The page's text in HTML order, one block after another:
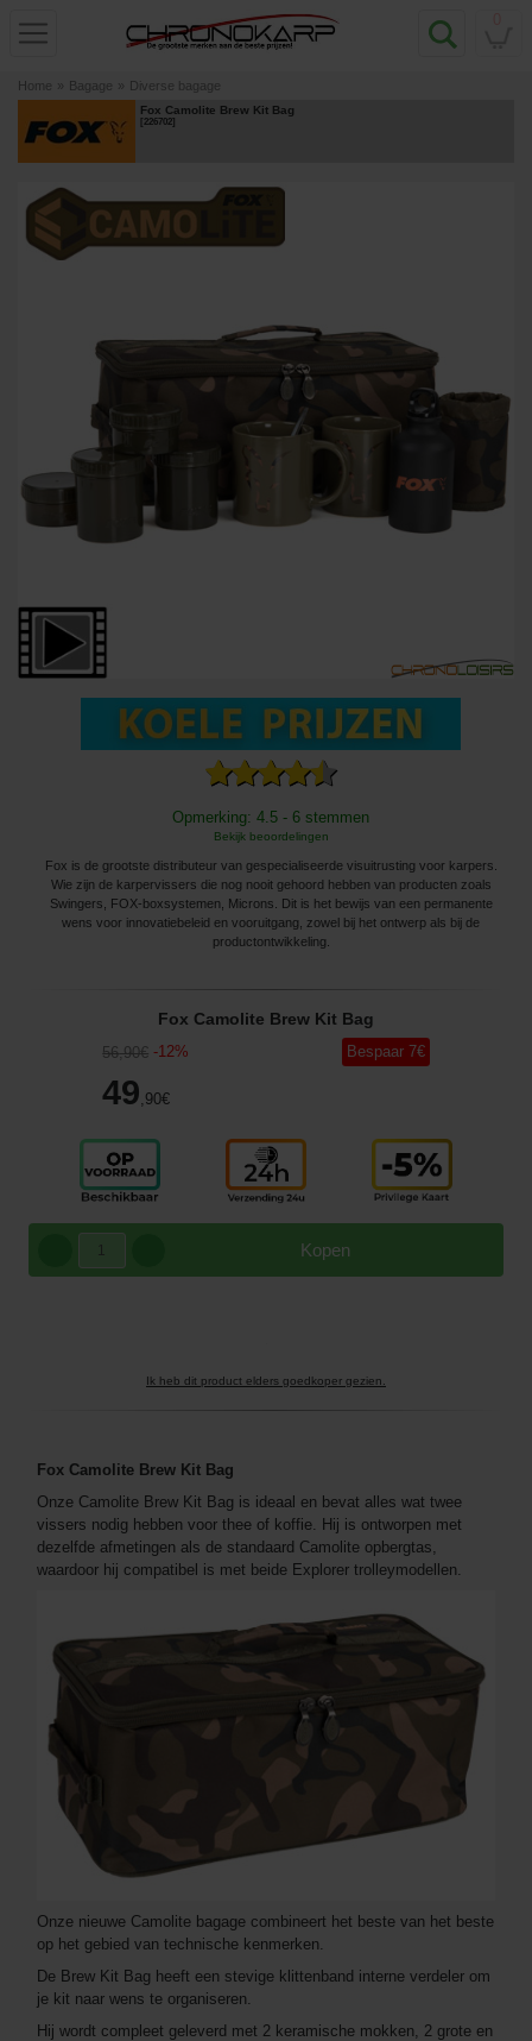
Home » Bagage » Diverse bagage
Fox Camolite Brew Kit Bag
[226702]
Opmerking: 4.5 - 6 stemmen
Bekijk beoordelingen
Fox is de grootste distributeur van gespecialiseerde visuitrusting voor karpers.
Wie zijn de karpervissers die nog nooit gehoord hebben van producten zoals
Swingers, FOX-boxsystemen, Microns. Dit is het bewijs van een permanente
wens voor innovatiebeleid en vooruitgang, zowel bij het ontwerp als bij de
productontwikkeling.
Fox Camolite Brew Kit Bag
56,90€ -12%
49 ,90€
Bespaar 7€
Kopen
Ik heb dit product elders goedkoper gezien.
Fox Camolite Brew Kit Bag
Onze Camolite Brew Kit Bag is ideaal en bevat alles wat twee
vissers nodig hebben voor thee of koffie. Hij is ontworpen met
dezelfde afmetingen als de standaard Camolite opbergtas,
waardoor hij compatibel is met beide Explorer trolleymodellen.
Onze nieuwe Camolite bagage combineert het beste van het beste
op het gebied van technische kenmerken.
De Brew Kit Bag heeft een stevige klittenband interne verdeler om
je kit naar wens te organiseren.
Hij wordt compleet geleverd met 2 keramische mokken, 2 grote en